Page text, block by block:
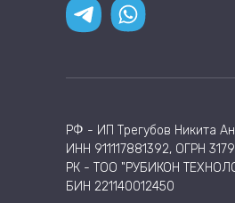
РФ - ИП Трегубов Никита
ИНН 911117881392, ОГРН
РК - ТОО "РУБИКОН
БИН 221140012450